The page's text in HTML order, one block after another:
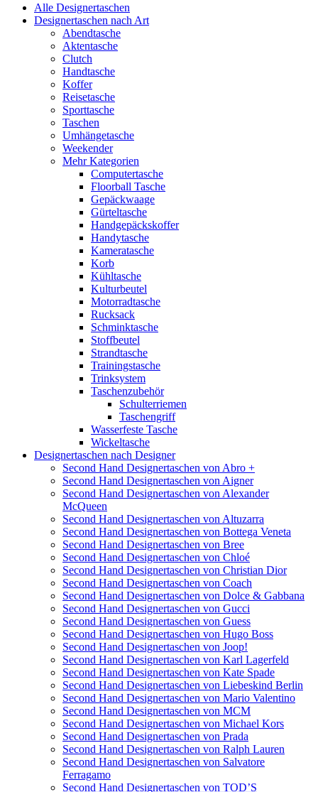
Alle Designertaschen
Designertaschen nach Art
Abendtasche
Aktentasche
Clutch
Handtasche
Koffer
Reisetasche
Sporttasche
Taschen
Umhängetasche
Weekender
Mehr Kategorien
Computertasche
Floorball Tasche
Gepäckwaage
Gürteltasche
Handgepäckskoffer
Handytasche
Kameratasche
Korb
Kühltasche
Kulturbeutel
Motorradtasche
Rucksack
Schminktasche
Stoffbeutel
Strandtasche
Trainingstasche
Trinksystem
Taschenzubehör
Schulterriemen
Taschengriff
Wasserfeste Tasche
Wickeltasche
Designertaschen nach Designer
Second Hand Designertaschen von Abro +
Second Hand Designertaschen von Aigner
Second Hand Designertaschen von Alexander
McQueen
Second Hand Designertaschen von Altuzarra
Second Hand Designertaschen von Bottega Veneta
Second Hand Designertaschen von Bree
Second Hand Designertaschen von Chloé
Second Hand Designertaschen von Christian Dior
Second Hand Designertaschen von Coach
Second Hand Designertaschen von Dolce & Gabbana
Second Hand Designertaschen von Gucci
Second Hand Designertaschen von Guess
Second Hand Designertaschen von Hugo Boss
Second Hand Designertaschen von Joop!
Second Hand Designertaschen von Karl Lagerfeld
Second Hand Designertaschen von Kate Spade
Second Hand Designertaschen von Liebeskind Berlin
Second Hand Designertaschen von Mario Valentino
Second Hand Designertaschen von MCM
Second Hand Designertaschen von Michael Kors
Second Hand Designertaschen von Prada
Second Hand Designertaschen von Ralph Lauren
Second Hand Designertaschen von Salvatore
Ferragamo
Second Hand Designertaschen von TOD’S